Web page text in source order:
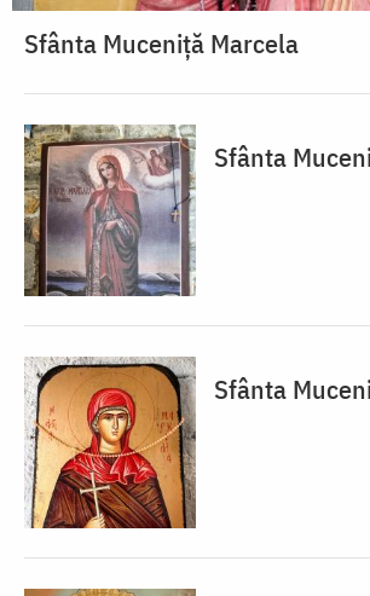
Sfânta Muceniță Marcela
Sfânta
Sfânta